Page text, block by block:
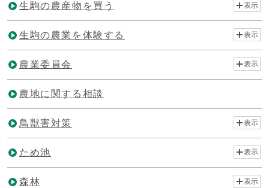
生駒の農産物を買う 表示
生駒の農業を体験する 表示
農業委員会 表示
農地に関する相談
鳥獣害対策 表示
ため池 表示
森林 表示